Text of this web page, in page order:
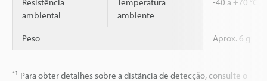
ambiental
ambiente
Peso Aprox. 6 g
*1 Para obter detalhes sobre a distância de detecção, consulte o